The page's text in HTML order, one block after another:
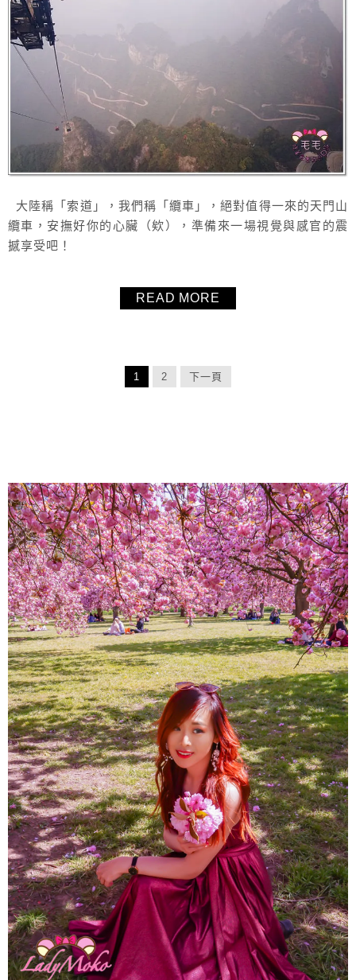
大陸稱「索道」，我們稱「纜車」，絕對值得一來的天門山
纜車，安撫好你的心臟（欸），準備來一場視覺與感官的震
撼享受吧！
READ MORE
1 2 下一頁
About